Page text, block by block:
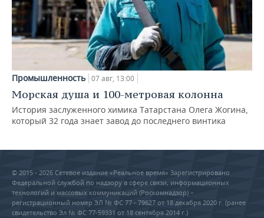
Промышленность 07 авг, 13:00
Морская душа и 100-метровая колонна
История заслуженного химика Татарстана Олега Жогина,
который 32 года знает завод до последнего винтика
© 2015 - 2026 Сетевое издание «Реальное время» Зарегистрировано
Федеральной службой по надзору в сфере связи, информационных
технологий и массовых коммуникаций (Роскомнадзор) –
регистрационный номер ЭЛ № ФС 77 - 79627 от 18 декабря 2020 г. (ранее
свидетельство Эл № ФС 77-59331 от 18 сентября 2014 г.)